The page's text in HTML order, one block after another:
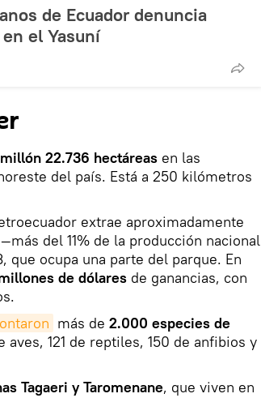
de Ecuador denuncia
el Yasuní
22.736 hectáreas en las
del país. Está a 250 kilómetros
extrae aproximadamente
—más del 11% de la producción nacional
ocupa una parte del parque. En
de dólares de ganancias, con
más de 2.000 especies de
121 de reptiles, 150 de anfibios y
Tagaeri y Taromenane, que viven en